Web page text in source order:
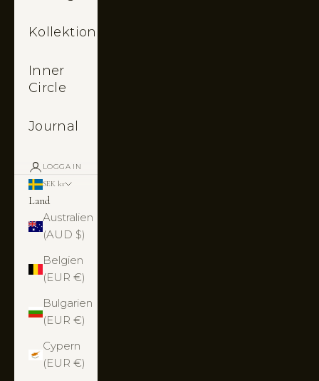
Kollektioner
Inner
Circle
Journal
LOGGA IN
SEK kr
Land
Australien
(AUD $)
Belgien
(EUR €)
Bulgarien
(EUR €)
Cypern
(EUR €)